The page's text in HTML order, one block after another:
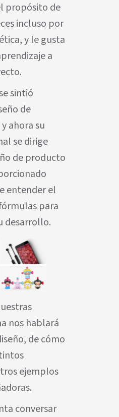
propósito de
incluso por
y le gusta
a
sintió
de
ahora su
se dirige
de producto
entender el
para
desarrollo.
nos hablará
de cómo
ejemplos
conversar